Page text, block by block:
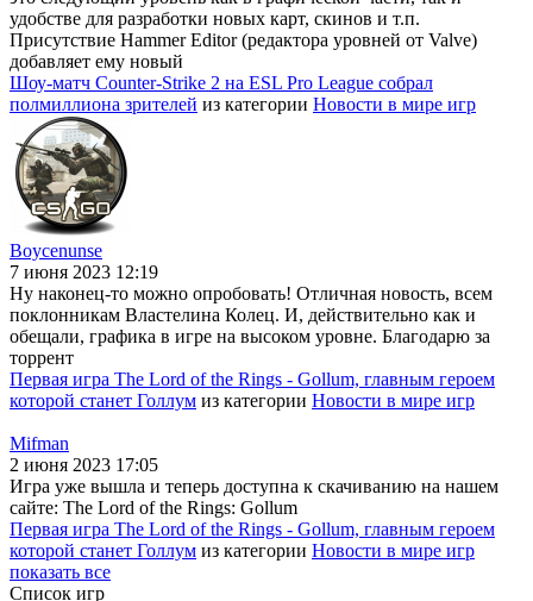
удобстве для разработки новых карт, скинов и т.п.
Присутствие Hammer Editor (редактора уровней от Valve)
добавляет ему новый
Шоу-матч Counter-Strike 2 на ESL Pro League собрал
полмиллиона зрителей из категории Новости в мире игр
Boycenunse
7 июня 2023 12:19
Ну наконец-то можно опробовать! Отличная новость, всем
поклонникам Властелина Колец. И, действительно как и
обещали, графика в игре на высоком уровне. Благодарю за
торрент
Первая игра The Lord of the Rings - Gollum, главным героем
которой станет Голлум из категории Новости в мире игр
Mifman
2 июня 2023 17:05
Игра уже вышла и теперь доступна к скачиванию на нашем
сайте: The Lord of the Rings: Gollum
Первая игра The Lord of the Rings - Gollum, главным героем
которой станет Голлум из категории Новости в мире игр
показать все
Список игр